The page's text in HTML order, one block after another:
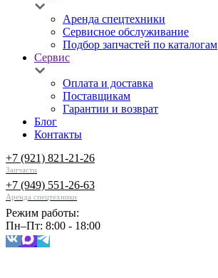
Аренда спецтехники
Сервисное обслуживание
Подбор запчастей по каталогам
Сервис
Оплата и доставка
Поставщикам
Гарантии и возврат
Блог
Контакты
+7 (921) 821-21-26
Запчасти
+7 (949) 551-26-63
Аренда спецтехники
Режим работы:
Пн–Пт: 8:00 - 18:00